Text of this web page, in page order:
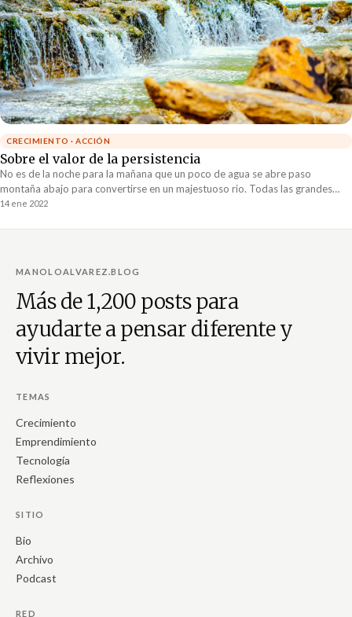
CRECIMIENTO · ACCIÓN
Sobre el valor de la persistencia
No es de la noche para la mañana que un poco de agua se abre paso
montaña abajo para convertirse en un majestuoso rio. Todas las grandes
maravillas de la naturaleza llevan tiempo. Pero el paso del tiempo no es
constancia.
14 ene 2022
MANOLOALVAREZ.BLOG
Más de 1,200 posts para
ayudarte a pensar diferente y
vivir mejor.
TEMAS
Crecimiento
Emprendimiento
Tecnología
Reflexiones
SITIO
Bio
Archivo
Podcast
RED